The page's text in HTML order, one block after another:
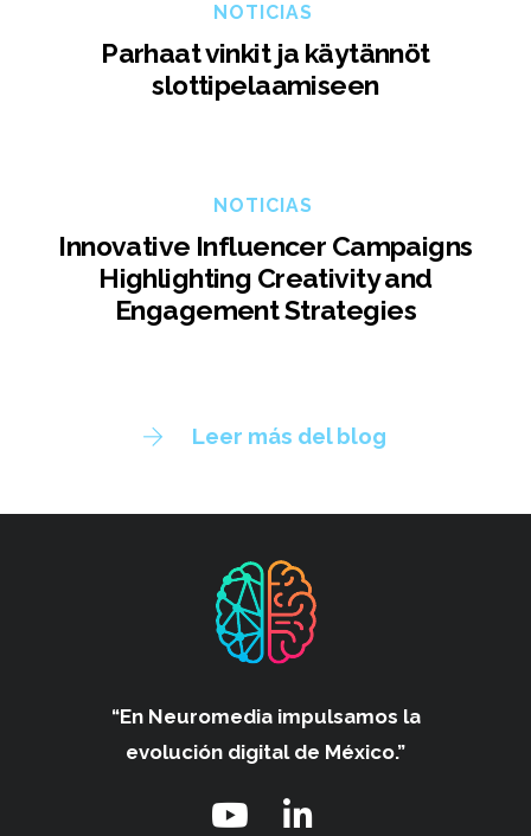
NOTICIAS
Parhaat vinkit ja käytännöt
slottipelaamiseen
NOTICIAS
Innovative Influencer Campaigns
Highlighting Creativity and
Engagement Strategies
Leer más del blog
“En Neuromedia impulsamos la
evolución digital de México.”